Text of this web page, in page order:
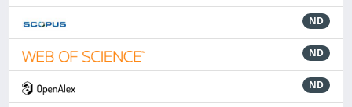
ND
ND
ND